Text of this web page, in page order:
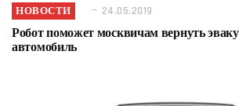
НОВОСТИ 24.05.2019
Робот поможет москвичам вернуть
автомобиль